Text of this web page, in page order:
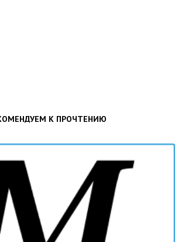
К ПРОЧТЕНИЮ